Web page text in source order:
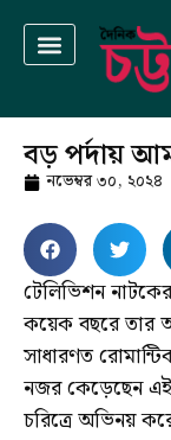
বড় পর্দায়
নভেম্বর ৩০, ২০২৪
টেলিভিশন
কয়েক বছরে তার
সাধারণত
নজর কেড়েছেন এই
চরিত্রে অভিনয়